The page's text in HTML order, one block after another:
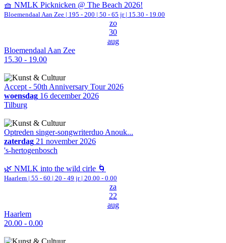
🧺 NMLK Picknicken @ The Beach 2026!
Bloemendaal Aan Zee | 195 - 200 | 50 - 65 jr | 15.30 - 19.00
zo
30
aug
Bloemendaal Aan Zee
15.30 - 19.00
Accept - 50th Anniversary Tour 2026
woensdag 16 december 2026
Tilburg
Optreden singer-songwriterduo Anouk...
zaterdag 21 november 2026
's-hertogenbosch
🌿 NMLK into the wild cirle 🌀
Haarlem | 55 - 60 | 20 - 49 jr | 20.00 - 0.00
za
22
aug
Haarlem
20.00 - 0.00